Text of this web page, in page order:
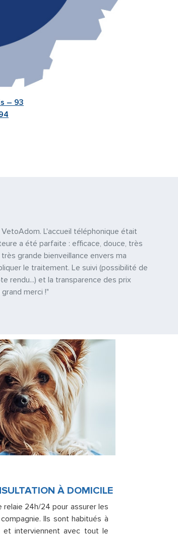
– 93
L'accueil téléphonique était
a été parfaite : efficace, douce, très
grande bienveillance envers ma
le traitement. Le suivi (possibilité de
rendu...) et la transparence des prix
merci !"
À DOMICILE
24h/24 pour assurer les
Ils sont habitués à
et interviennent avec tout le